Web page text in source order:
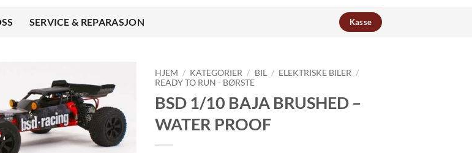
SERVICE & REPARASJON Kasse
Legg til
ønskeliste
HJEM / KATEGORIER / BIL / ELEKTRISKE BILER /
READY TO RUN - BØRSTE
BSD 1/10 BAJA BRUSHED –
WATER PROOF